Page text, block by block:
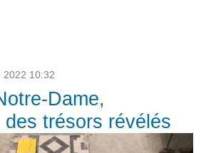
2022 10:32
Dame,
des trésors révélés